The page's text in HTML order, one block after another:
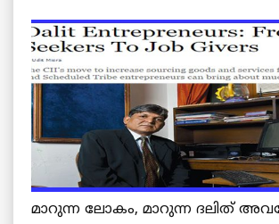
മാറുന്ന ലോകം, മാറുന്ന ദലിത്